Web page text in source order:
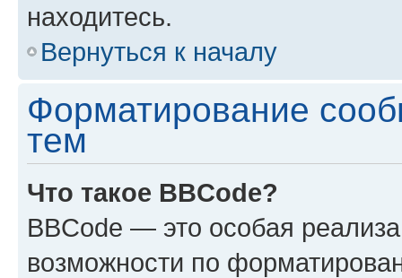
находитесь.
Вернуться к началу
Форматирование
тем
Что такое BBCode?
BBCode — это особая
возможности по